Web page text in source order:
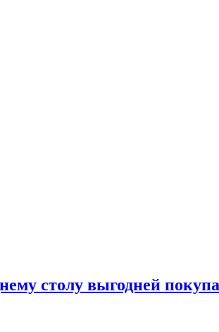
столу выгодней